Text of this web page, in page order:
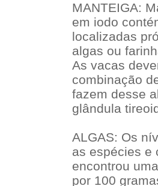
MANTEIGA:
em iodo
localizadas
algas ou
As vacas
combinação
fazem desse
glândula
ALGAS: Os
as espécies e
encontrou
por 100